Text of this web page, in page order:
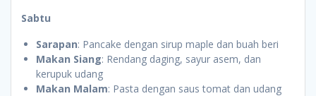
Sabtu
Sarapan: Pancake dengan sirup maple dan buah beri
Makan Siang: Rendang daging, sayur asem, dan
kerupuk udang
Makan Malam: Pasta dengan saus tomat dan udang